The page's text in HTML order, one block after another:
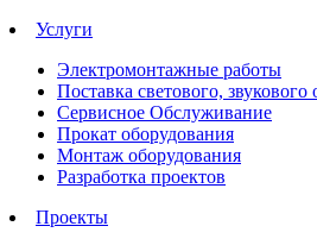
Услуги
Электромонтажные работы
Поставка светового, звукового
Сервисное Обслуживание
Прокат оборудования
Монтаж оборудования
Разработка проектов
Проекты